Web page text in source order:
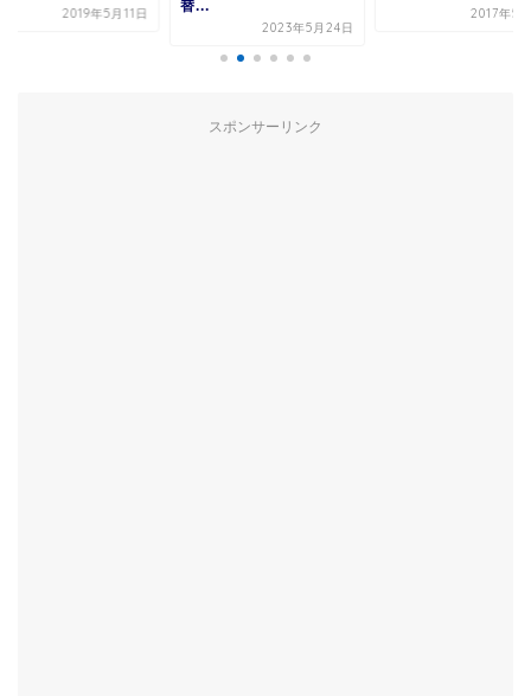
2019年5月11日 替...
2023年5月24日
2017年5月21日
スポンサーリンク